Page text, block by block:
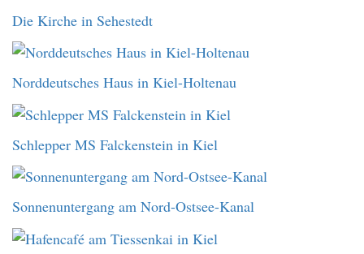
Die Kirche in Sehestedt
Norddeutsches Haus in Kiel-Holtenau
Schlepper MS Falckenstein in Kiel
Sonnenuntergang am Nord-Ostsee-Kanal